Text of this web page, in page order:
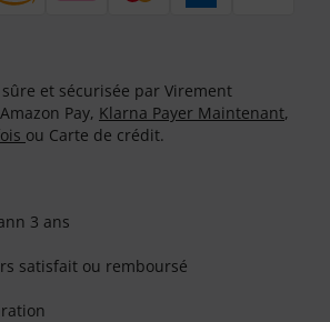
et sécurisée par Virement
Pay, Klarna Payer Maintenant,
ou Carte de crédit.
3 ans
satisfait ou remboursé